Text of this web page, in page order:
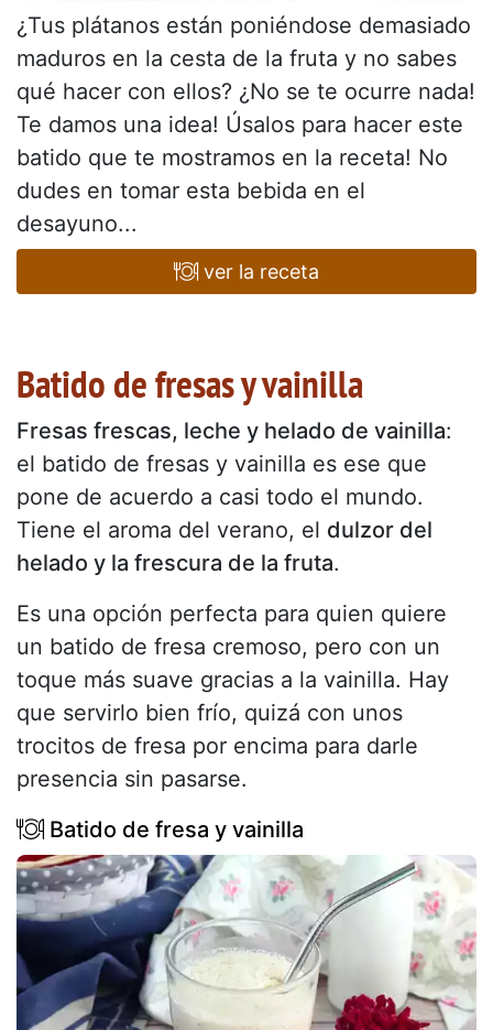
¿Tus plátanos están poniéndose demasiado
maduros en la cesta de la fruta y no sabes
qué hacer con ellos? ¿No se te ocurre nada!
Te damos una idea! Úsalos para hacer este
batido que te mostramos en la receta! No
dudes en tomar esta bebida en el
desayuno...
ver la receta
Batido de fresas y vainilla
Fresas frescas, leche y helado de vainilla:
el batido de fresas y vainilla es ese que
pone de acuerdo a casi todo el mundo.
Tiene el aroma del verano, el dulzor del
helado y la frescura de la fruta.
Es una opción perfecta para quien quiere
un batido de fresa cremoso, pero con un
toque más suave gracias a la vainilla. Hay
que servirlo bien frío, quizá con unos
trocitos de fresa por encima para darle
presencia sin pasarse.
Batido de fresa y vainilla